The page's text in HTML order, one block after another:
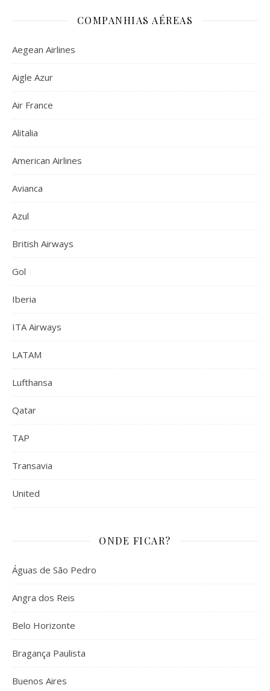
COMPANHIAS AÉREAS
Aegean Airlines
Aigle Azur
Air France
Alitalia
American Airlines
Avianca
Azul
British Airways
Gol
Iberia
ITA Airways
LATAM
Lufthansa
Qatar
TAP
Transavia
United
ONDE FICAR?
Águas de São Pedro
Angra dos Reis
Belo Horizonte
Bragança Paulista
Buenos Aires